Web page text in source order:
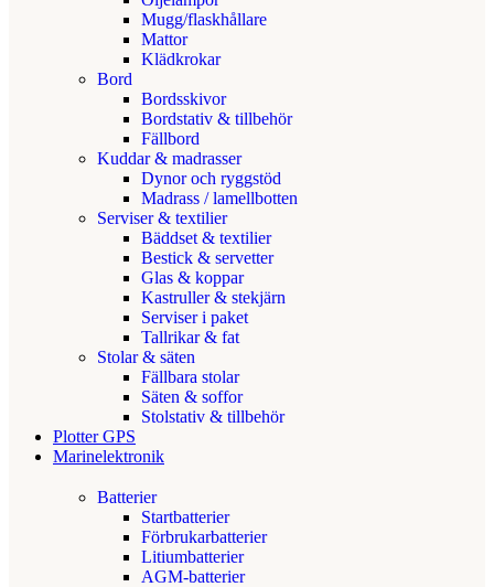
Mugg/flaskhållare
Mattor
Klädkrokar
Bord
Bordsskivor
Bordstativ & tillbehör
Fällbord
Kuddar & madrasser
Dynor och ryggstöd
Madrass / lamellbotten
Serviser & textilier
Bäddset & textilier
Bestick & servetter
Glas & koppar
Kastruller & stekjärn
Serviser i paket
Tallrikar & fat
Stolar & säten
Fällbara stolar
Säten & soffor
Stolstativ & tillbehör
Plotter GPS
Marinelektronik
Batterier
Startbatterier
Förbrukarbatterier
Litiumbatterier
AGM-batterier